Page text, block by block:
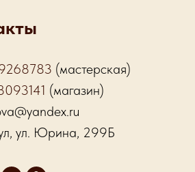
(мастерская)
(магазин)
ул. Юрина, 299Б